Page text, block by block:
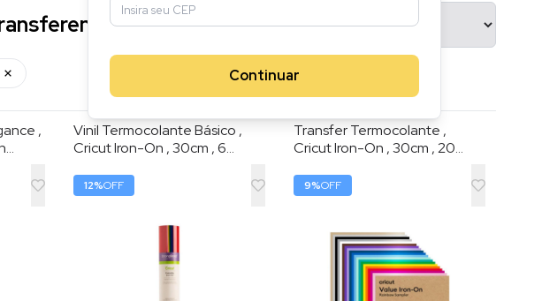
Continuar
75produtos
,
Vinil Termocolante Básico ,
Cricut Iron-On , 30cm , 6
12%OFF
Transfer Termocolante ,
Cricut Iron-On , 30cm , 20
9%OFF